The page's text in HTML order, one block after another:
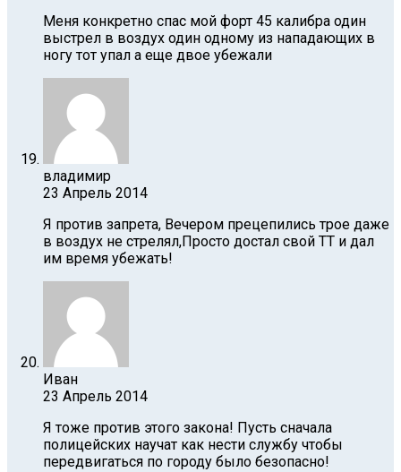
Меня конкретно спас мой форт 45 калибра один
выстрел в воздух один одному из нападающих в
ногу тот упал а еще двое убежали
владимир
23 Апрель 2014
Я против запрета, Вечером прецепились трое даже
в воздух не стрелял,Просто достал свой ТТ и дал
им время убежать!
Иван
23 Апрель 2014
Я тоже против этого закона! Пусть сначала
полицейских научат как нести службу чтобы
передвигаться по городу было безопасно!